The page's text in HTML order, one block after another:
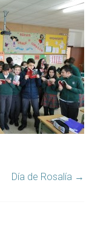
Día de Rosalía →